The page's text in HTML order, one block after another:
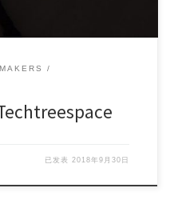
已发表2018年9月30日